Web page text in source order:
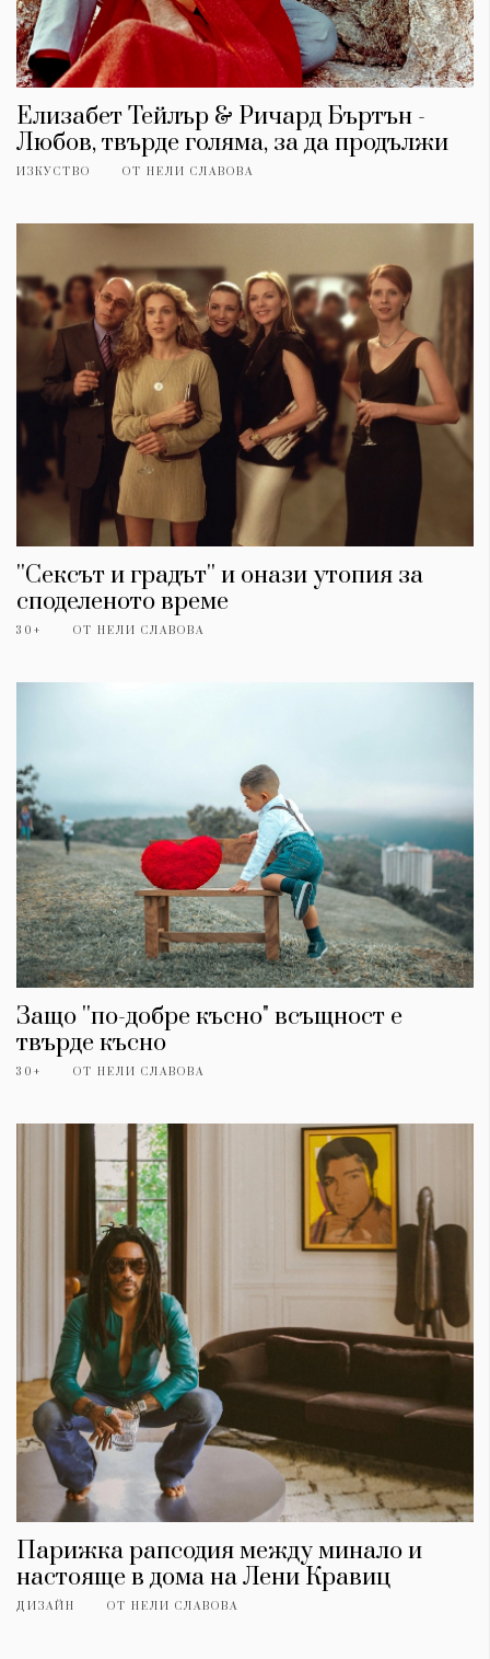
Елизабет Тейлър & Ричард Бъртън -
Любов, твърде голяма, за да продължи
ИЗКУСТВО ОТ НЕЛИ СЛАВОВА
''Сексът и градът'' и онази утопия за
споделеното време
30+ ОТ НЕЛИ СЛАВОВА
Защо ''по-добре късно" всъщност е
твърде късно
30+ ОТ НЕЛИ СЛАВОВА
Парижка рапсодия между минало и
настояще в дома на Лени Кравиц
ДИЗАЙН ОТ НЕЛИ СЛАВОВА